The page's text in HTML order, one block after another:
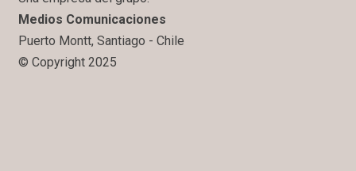
Medios Comunicaciones
Puerto Montt, Santiago - Chile
© Copyright 2025